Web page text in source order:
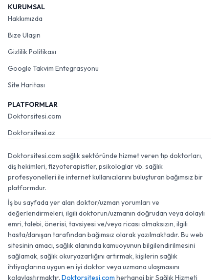
KURUMSAL
Hakkımızda
Bize Ulaşın
Gizlilik Politikası
Google Takvim Entegrasyonu
Site Haritası
PLATFORMLAR
Doktorsitesi.com
Doktorsitesi.az
Doktorsitesi.com sağlık sektöründe hizmet veren tıp doktorları,
diş hekimleri, fizyoterapistler, psikologlar vb. sağlık
profesyonelleri ile internet kullanıcılarını buluşturan bağımsız bir
platformdur.
İş bu sayfada yer alan doktor/uzman yorumları ve
değerlendirmeleri, ilgili doktorun/uzmanın doğrudan veya dolaylı
emri, talebi, önerisi, tavsiyesi ve/veya ricası olmaksızın, ilgili
hasta/danışan tarafından bağımsız olarak yazılmaktadır. Bu web
sitesinin amacı, sağlık alanında kamuoyunun bilgilendirilmesini
sağlamak, sağlık okuryazarlığını artırmak, kişilerin sağlık
ihtiyaçlarına uygun en iyi doktor veya uzmana ulaşmasını
kolaylaştırmaktır. Doktorsitesi.com herhangi bir Sağlık Hizmeti